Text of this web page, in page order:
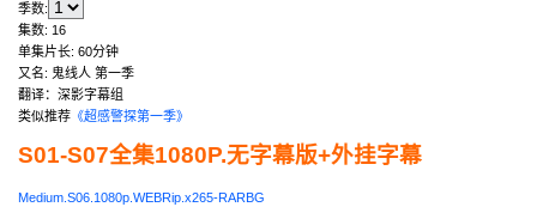
季数:
集数: 16
单集片长: 60分钟
又名: 鬼线人 第一季
翻译：深影字幕组
类似推荐 《超感警探第一季》
S01-S07全集1080P.无字幕版+外挂字幕
Medium.S06.1080p.WEBRip.x265-RARBG